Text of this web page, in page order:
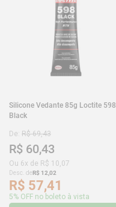
Silicone Vedante 85g Loctite 598
Black
De: R$ 69,43
R$ 60,43
Ou 6x de R$ 10,07
Desc. deR$ 12,02
R$ 57,41
5% OFF no boleto à vista